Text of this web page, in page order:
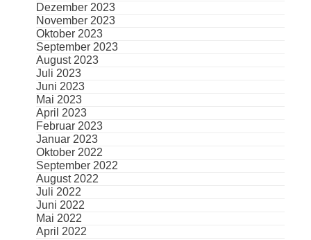
Dezember 2023
November 2023
Oktober 2023
September 2023
August 2023
Juli 2023
Juni 2023
Mai 2023
April 2023
Februar 2023
Januar 2023
Oktober 2022
September 2022
August 2022
Juli 2022
Juni 2022
Mai 2022
April 2022